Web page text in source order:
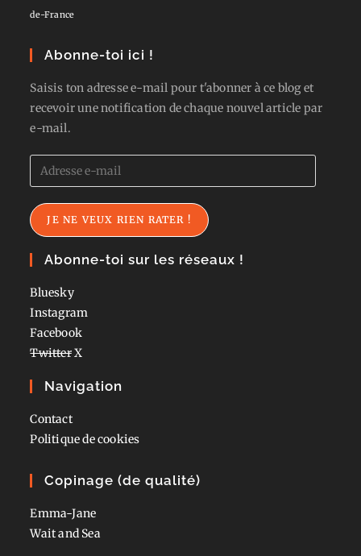
de-France
Abonne-toi ici !
Saisis ton adresse e-mail pour t'abonner à ce blog et
recevoir une notification de chaque nouvel article par
e-mail.
Adresse
e-
mail
JE NE VEUX RIEN RATER !
Abonne-toi sur les réseaux !
Bluesky
Instagram
Facebook
TwitterX
Navigation
Contact
Politique de cookies
Copinage (de qualité)
Emma-Jane
Wait and Sea